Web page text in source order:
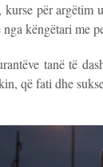
kurse për argëtim
nga këngëtari me
tanë të
që fati dhe